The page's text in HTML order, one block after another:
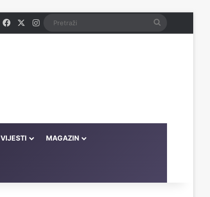
FacebookInstagram Pretraži
VIJESTI MAGAZIN